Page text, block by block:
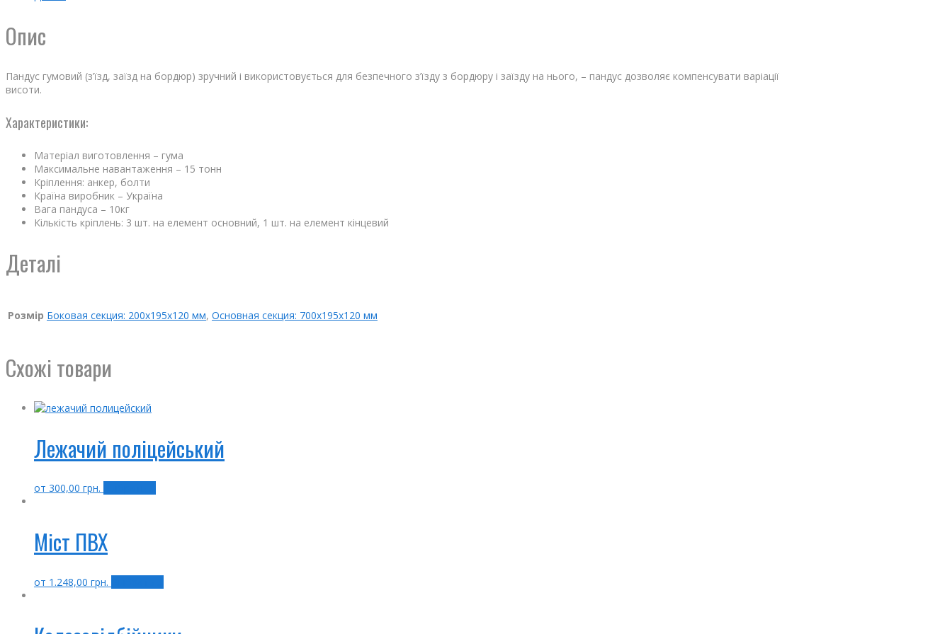
Опис
Пандус гумовий (з’їзд, заїзд на бордюр) зручний і використовується для безпечного з’їзду з бордюру і заїзду на нього, – пандус дозволяє компенсувати варіації
висоти.
Характеристики:
Матеріал виготовлення – гума
Максимальне навантаження – 15 тонн
Кріплення: анкер, болти
Країна виробник – Україна
Вага пандуса – 10кг
Кількість кріплень: 3 шт. на елемент основний, 1 шт. на елемент кінцевий
Деталі
Розмір Боковая секция: 200х195х120 мм, Основная секция: 700х195х120 мм
Схожі товари
Лежачий поліцейський
от 300,00 грн.
Міст ПВХ
от 1.248,00 грн.